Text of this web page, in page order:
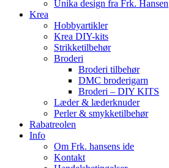
Unika design fra Frk. Hansen
Krea
Hobbyartikler
Krea DIY-kits
Strikketilbehør
Broderi
Broderi tilbehør
DMC broderigarn
Broderi – DIY KITS
Læder & læderknuder
Perler & smykketilbehør
Rabatreolen
Info
Om Frk. hansens ide
Kontakt